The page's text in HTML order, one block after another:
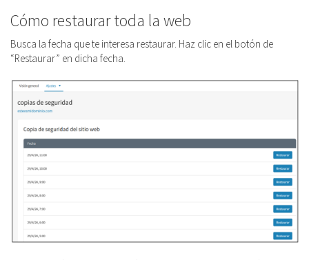
Cómo restaurar toda la web
Busca la fecha que te interesa restaurar. Haz clic en el botón de
“Restaurar” en dicha fecha.